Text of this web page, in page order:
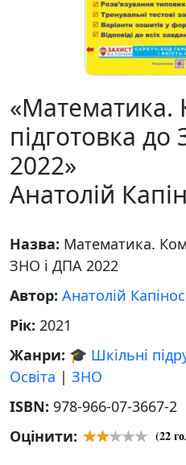
«Математика.
підготовка
2022»
Анатолій
Назва: Математика.
ЗНО і ДПА 2022
Автор: Анатолій
Рік: 2021
Жанри: 🎓 Шкільні
Освіта | ЗНО
ISBN: 978-966-07-3667-2
Оцінити:
(22